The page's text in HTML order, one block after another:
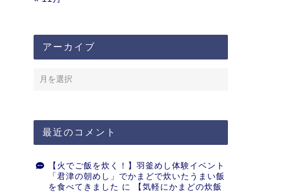
アーカイブ
最近のコメント
【火でご飯を炊く！】羽釜めし体験イベント
「君津の朝めし」でかまどで炊いたうまい飯
を食べてきました に
【気軽にかまどの炊飯